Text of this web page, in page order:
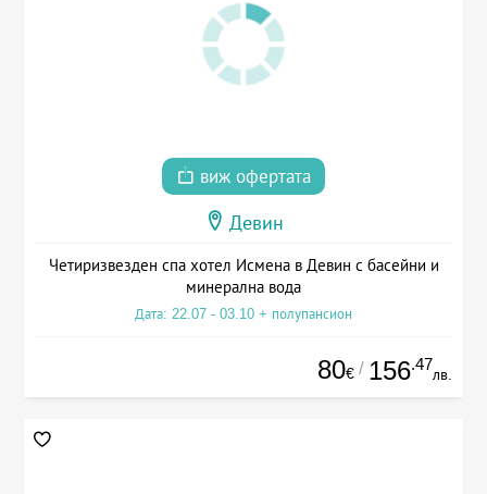
виж офертата
Девин
Четиризвезден спа хотел Исмена в Девин с басейни и
минерална вода
Дата: 22.07 - 03.10 + полупансион
80€ / 156.47
лв.